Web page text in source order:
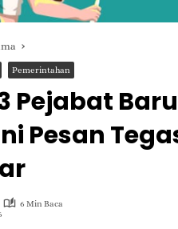
Pemerintahan
Pejabat
Pesan
6 Min Baca